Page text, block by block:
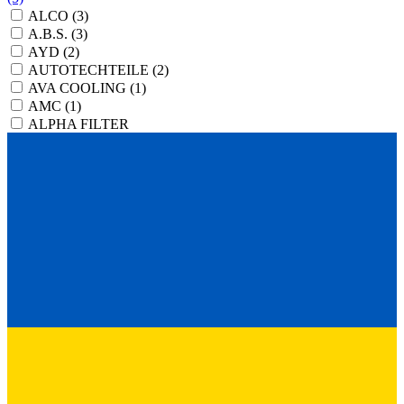
ALCO (3)
A.B.S. (3)
AYD (2)
AUTOTECHTEILE (2)
AVA COOLING (1)
AMC (1)
ALPHA FILTER